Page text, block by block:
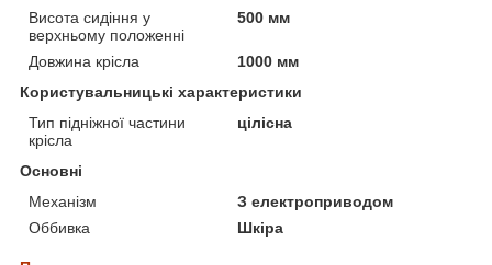
Висота сидіння у
верхньому положенні
500 мм
Довжина крісла
1000 мм
Користувальницькі характеристики
Тип підніжної частини
крісла
цілісна
Основні
Механізм
З електроприводом
Оббивка
Шкіра